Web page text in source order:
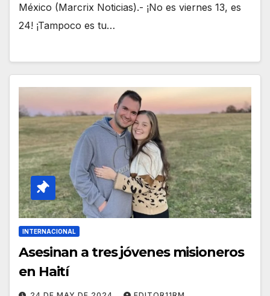
México (Marcrix Noticias).- ¡No es viernes 13, es
24! ¡Tampoco es tu…
INTERNACIONAL
Asesinan a tres jóvenes misioneros
en Haití